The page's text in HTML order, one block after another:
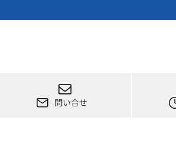
問い合せ